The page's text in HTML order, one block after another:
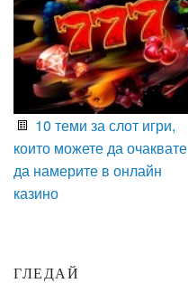
10 теми за слот игри,
които можете да очаквате
да намерите в онлайн
казино
ГЛЕДАЙ